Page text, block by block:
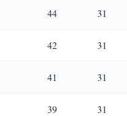
44 31
42 31
41 31
39 31